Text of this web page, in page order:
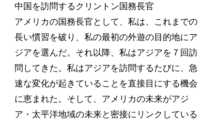
中国を訪問するクリントン国務長官
アメリカの国務長官として、私は、これまでの
長い慣習を破り、私の最初の外遊の目的地にア
ジアを選んだ。それ以降、私はアジアを７回訪
問してきた。私はアジアを訪問するたびに、急
速な変化が起きていることを直接目にする機会
に恵まれた。そして、アメリカの未来がアジ
ア・太平洋地域の未来と密接にリンクしている